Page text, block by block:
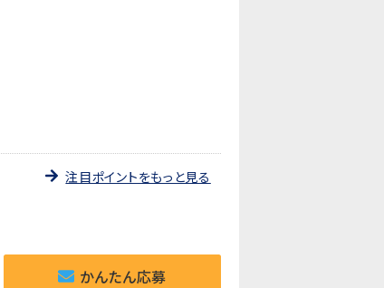
注目ポイントをもっと見る
かんたん応募